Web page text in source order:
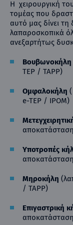
Η χειρουργική
τομέας που
αυτό μας δίνει
λαπαροσκοπικά
ανεξαρτήτως
Βουβωνοκήλη
TEP / TAPP)
Ομφαλοκήλη
e-TEP / IPOM)
Υποτροπές
Μηροκήλη
/ TAPP)
Επιγαστρική